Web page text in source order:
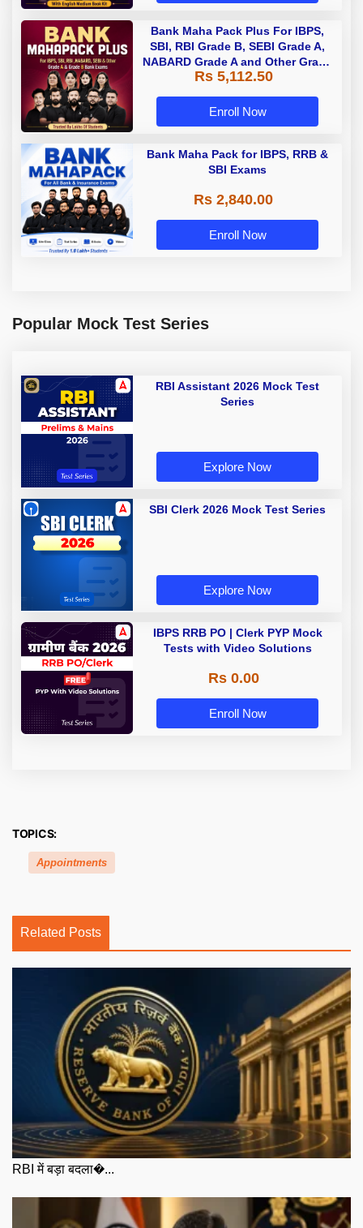
Bank Maha Pack Plus For IBPS,
SBI, RBI Grade B, SEBI Grade A,
NABARD Grade A and Other Grade
A & Grade B Bank Exams
Rs 5,112.50
Enroll Now
Bank Maha Pack for IBPS, RRB &
SBI Exams
Rs 2,840.00
Enroll Now
Popular Mock Test Series
RBI Assistant 2026 Mock Test
Series
Explore Now
SBI Clerk 2026 Mock Test Series
Explore Now
IBPS RRB PO | Clerk PYP Mock
Tests with Video Solutions
Rs 0.00
Enroll Now
TOPICS:
Appointments
Related Posts
RBI में बड़ा बदला�...